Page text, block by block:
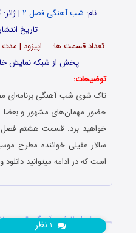
نام: شب آهنگی فصل ۲
|
تاریخ
تعداد قسمت ها: … اپیزود | مدت
پخش از شبکه نمایش
توضیحات:
تاک شوی شب آهنگی برنامه‌ای
حضور مهمان‌های مشهور و
خواهید برد. قسمت هشتم فصل
سالار عقیلی خواننده مطرح
است که در ادامه میتوانید دانلود
فصل ۲ شب آهنگی قسمت ۷ با حضور نعیمه نظام دوست نظر